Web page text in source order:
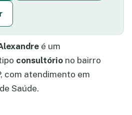
é um
consultório no bairro
com atendimento em
Saúde.